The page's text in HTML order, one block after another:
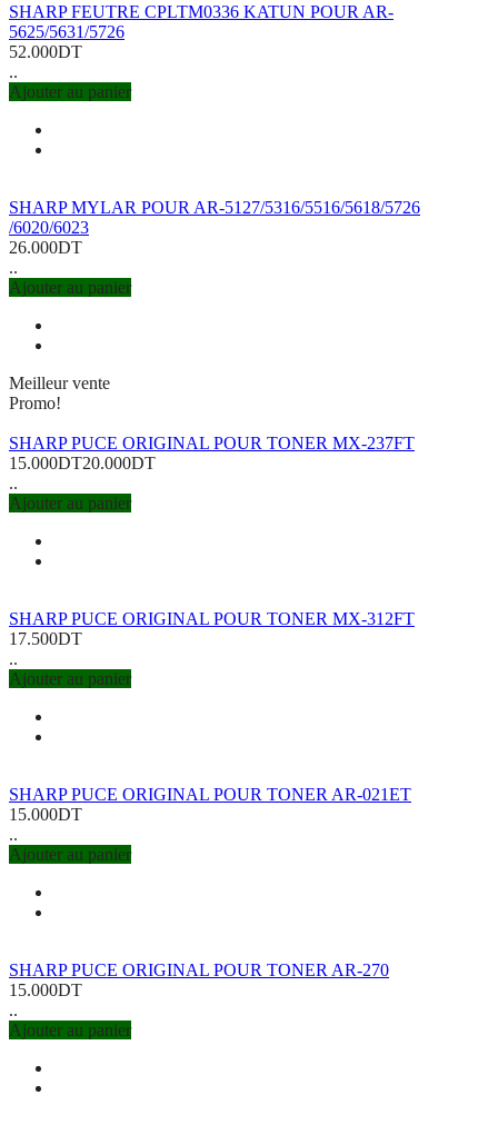
SHARP FEUTRE CPLTM0336 KATUN POUR AR-
5625/5631/5726
52.000DT
..
Ajouter au panier
SHARP MYLAR POUR AR-5127/5316/5516/5618/5726
/6020/6023
26.000DT
..
Ajouter au panier
Meilleur vente
Promo!
SHARP PUCE ORIGINAL POUR TONER MX-237FT
15.000DT20.000DT
..
Ajouter au panier
SHARP PUCE ORIGINAL POUR TONER MX-312FT
17.500DT
..
Ajouter au panier
SHARP PUCE ORIGINAL POUR TONER AR-021ET
15.000DT
..
Ajouter au panier
SHARP PUCE ORIGINAL POUR TONER AR-270
15.000DT
..
Ajouter au panier